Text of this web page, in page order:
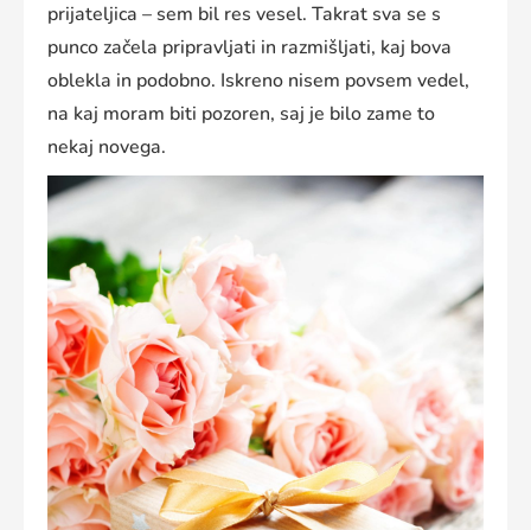
prijateljica – sem bil res vesel. Takrat sva se s
punco začela pripravljati in razmišljati, kaj bova
oblekla in podobno. Iskreno nisem povsem vedel,
na kaj moram biti pozoren, saj je bilo zame to
nekaj novega.